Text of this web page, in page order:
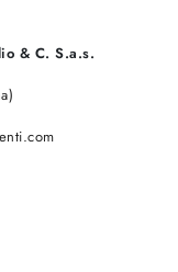
& C. S.a.s.